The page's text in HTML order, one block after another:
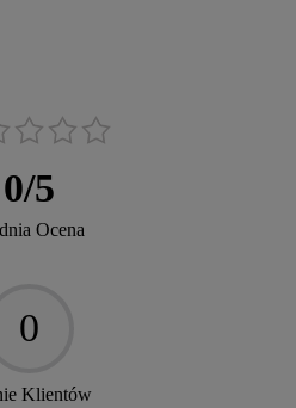
0/5
Ocena
0
Klientów